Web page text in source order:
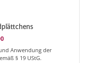
Aktueller
Preis
ist:
Anwendung der
§ 19 UStG.